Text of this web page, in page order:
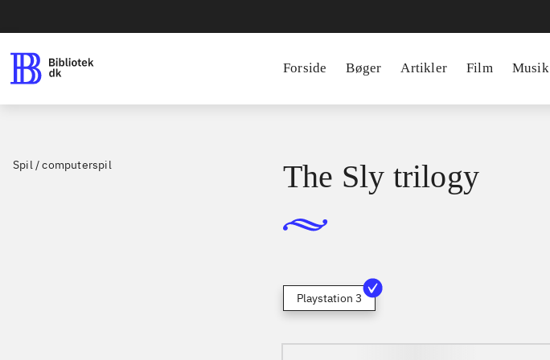
Forside Bøger Artikler Film Musik
Spil / computerspil The Sly trilogy
Playstation 3